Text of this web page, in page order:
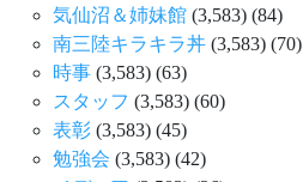
気仙沼＆姉妹館 (3,583) (84)
南三陸キラキラ丼 (3,583) (70)
時事 (3,583) (63)
スタッフ (3,583) (60)
表彰 (3,583) (45)
勉強会 (3,583) (42)